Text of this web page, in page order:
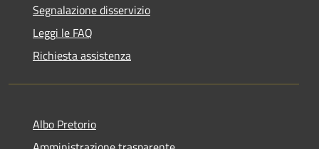
Segnalazione disservizio
Leggi le FAQ
Richiesta assistenza
Albo Pretorio